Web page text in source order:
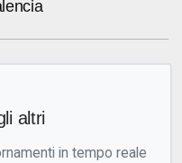
altri
in tempo reale